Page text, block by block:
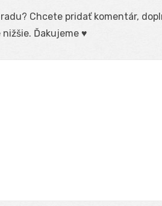
Chcete pridať komentár,
Ďakujeme ♥